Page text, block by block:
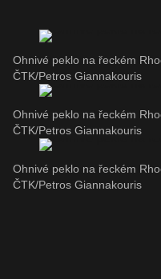
Ohnivé peklo na řeckém
ČTK/Petros Giannakouris
Ohnivé peklo na řeckém
ČTK/Petros Giannakouris
Ohnivé peklo na řeckém
ČTK/Petros Giannakouris